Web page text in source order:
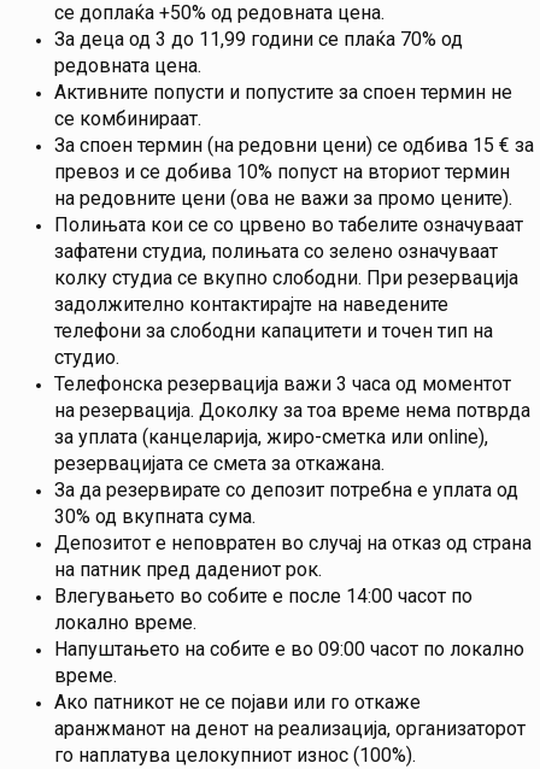
се доплаќа +50% од редовната цена.
За деца од 3 до 11,99 години се плаќа 70% од
редовната цена.
Активните попусти и попустите за споен термин не
се комбинираат.
За споен термин (на редовни цени) се одбива 15 € за
превоз и се добива 10% попуст на вториот термин
на редовните цени (ова не важи за промо цените).
Полињата кои се со црвено во табелите означуваат
зафатени студиа, полињата со зелено означуваат
колку студиа се вкупно слободни. При резервација
задолжително контактирајте на наведените
телефони за слободни капацитети и точен тип на
студио.
Телефонска резервација важи 3 часа од моментот
на резервација. Доколку за тоа време нема потврда
за уплата (канцеларија, жиро-сметка или online),
резервацијата се смета за откажана.
За да резервирате со депозит потребна е уплата од
30% од вкупната сума.
Депозитот е неповратен во случај на отказ од страна
на патник пред дадениот рок.
Влегувањето во собите е после 14:00 часот по
локално време.
Напуштањето на собите е во 09:00 часот по локално
време.
Ако патникот не се појави или го откаже
аранжманот на денот на реализација, организаторот
го наплатува целокупниот износ (100%).